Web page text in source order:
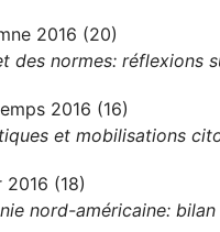
2016 (20)
des normes: réflexions
2016 (16)
et mobilisations
(18)
nord-américaine: